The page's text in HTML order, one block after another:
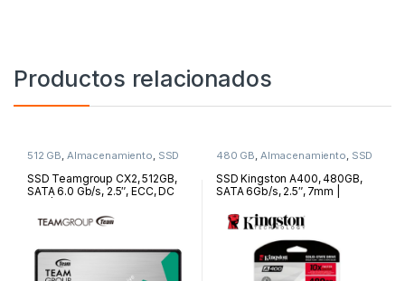
Productos relacionados
512 GB, Almacenamiento, SSD
SSD Teamgroup CX2, 512GB,
SATA 6.0 Gb/s, 2.5″, ECC, DC
480 GB, Almacenamiento, SSD
SSD Kingston A400, 480GB,
SATA 6Gb/s, 2.5″, 7mm |